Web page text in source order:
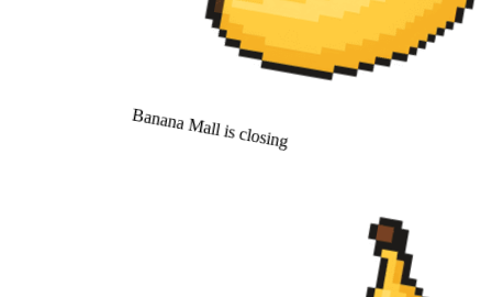
Banana Mall is closing